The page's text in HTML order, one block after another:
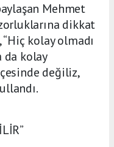
Mehmet
dikkat
kolay olmadı
da kolay
değiliz,